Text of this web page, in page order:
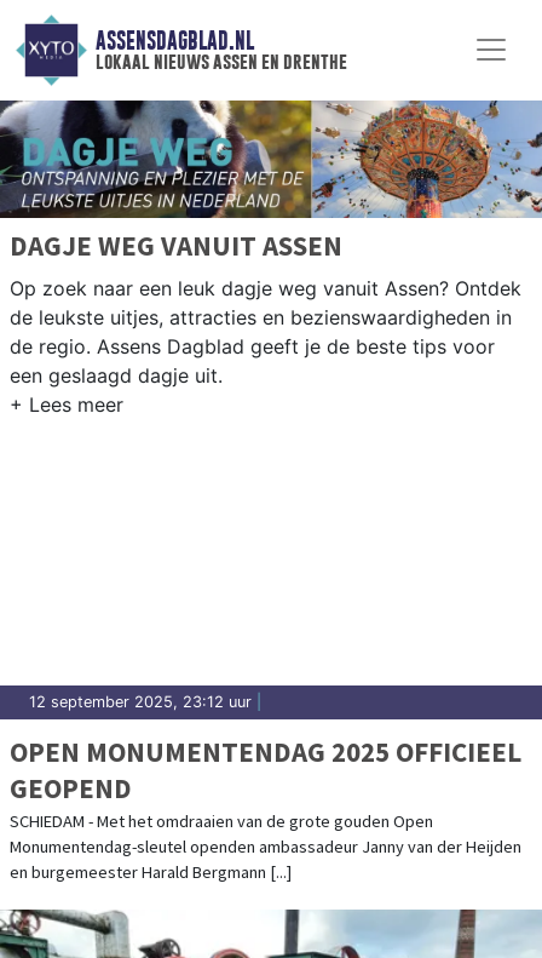
ASSENSDAGBLAD.NL
lokaal nieuws assen en drenthe
DAGJE WEG VANUIT ASSEN
Op zoek naar een leuk dagje weg vanuit Assen? Ontdek
de leukste uitjes, attracties en bezienswaardigheden in
de regio. Assens Dagblad geeft je de beste tips voor
een geslaagd dagje uit.
12 september 2025, 23:12 uur
OPEN MONUMENTENDAG 2025 OFFICIEEL
GEOPEND
SCHIEDAM - Met het omdraaien van de grote gouden Open
Monumentendag-sleutel openden ambassadeur Janny van der Heijden
en burgemeester Harald Bergmann [...]